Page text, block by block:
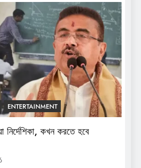
ENTERTAINMENT
নির্দেশিকা, কখন করতে হবে